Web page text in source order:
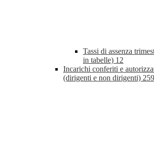
Tassi di assenza
in tabelle) 12
Incarichi conferiti e
(dirigenti e non dirigenti) 259